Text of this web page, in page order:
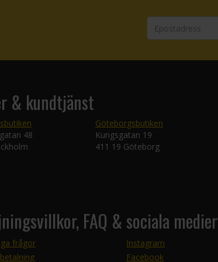
& kundtjänst
48
Göteborgsbutiken
Kungsgatan 19
411 19 Göteborg
FAQ & sociala medier
frågor
Instagram
Facebook